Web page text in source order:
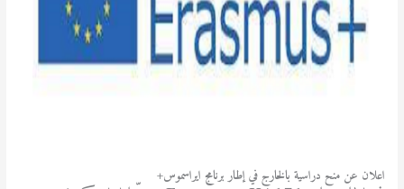
اعلان عن منح دراسية بالخارج في إطار برنامج ايراسموس+